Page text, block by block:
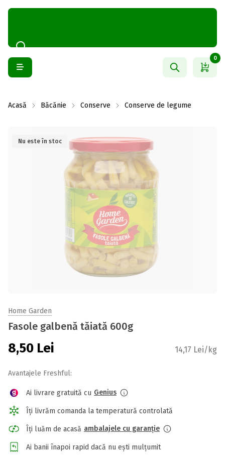
0
Acasă Băcănie Conserve Conserve de legume
Nu este în stoc
Home Garden
Fasole galbenă tăiată 600g
8,50 Lei 14,17 Lei/kg
Avantajele Freshful:
Ai livrare gratuită cu Genius
Îți livrăm comanda la temperatură controlată
Îți luăm de acasă ambalajele cu garanție
Ai banii înapoi rapid dacă nu ești mulțumit